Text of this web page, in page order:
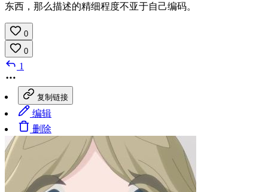
东西，那么描述的精细程度不亚于自己编码。
0
0
1
复制链接
编辑
删除